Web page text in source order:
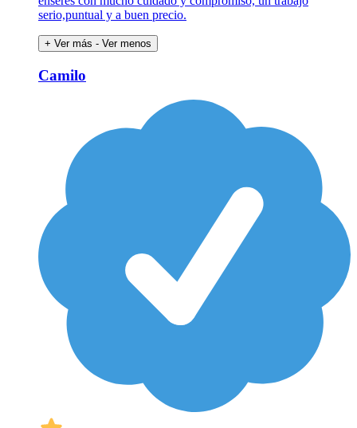
serio,puntual y a buen precio.
+ Ver más - Ver menos
Camilo